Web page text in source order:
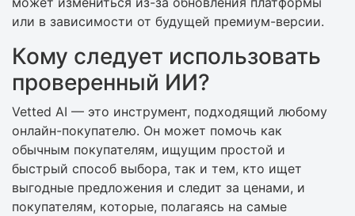
или в зависимости от будущей премиум-версии.
Кому следует использовать
проверенный ИИ?
Vetted AI — это инструмент, подходящий любому
онлайн-покупателю. Он может помочь как
обычным покупателям, ищущим простой и
быстрый способ выбора, так и тем, кто ищет
выгодные предложения и следит за ценами, и
покупателям, которые, полагаясь на самые